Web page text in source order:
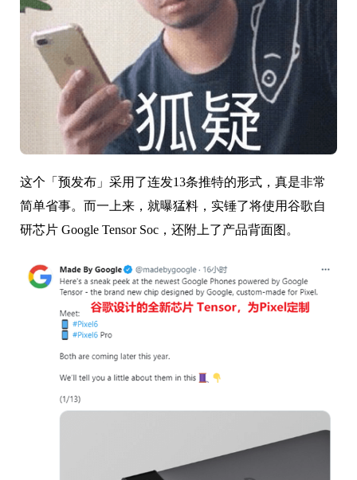
这个「预发布」采用了连发13条推特的形式，真是非常
简单省事。 而一上来，就曝猛料，实锤了将使用谷歌自
研芯片 Google Tensor Soc，还附上了产品背面图。